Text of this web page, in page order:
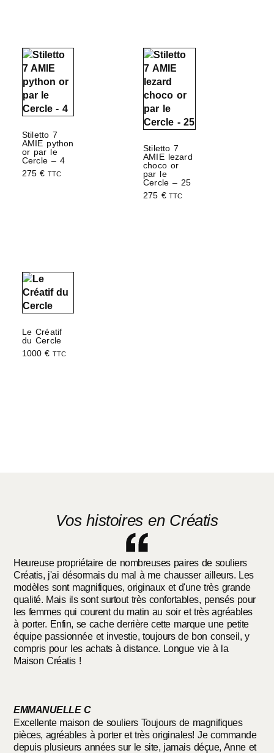
Stiletto 7
AMIE python
or par le
Cercle – 4
275€ TTC
Stiletto 7
AMIE lezard
choco or
par le
Cercle – 25
275 €TTC
Le Créatif
du Cercle
1000€ TTC
Vos histoires en Créatis
Heureuse propriétaire de nombreuses paires de souliers
Créatis, j'ai désormais du mal à me chausser ailleurs. Les
modèles sont magnifiques, originaux et d'une très grande
qualité. Mais ils sont surtout très confortables, pensés pour
les femmes qui courent du matin au soir et très agréables
à porter. Enfin, se cache derrière cette marque une petite
équipe passionnée et investie, toujours de bon conseil, y
compris pour les achats à distance. Longue vie à la
Maison Créatis !
EMMANUELLE C
Excellente maison de souliers Toujours de magnifiques
pièces, agréables à porter et très originales! Je commande
depuis plusieurs années sur le site, jamais déçue, Anne et